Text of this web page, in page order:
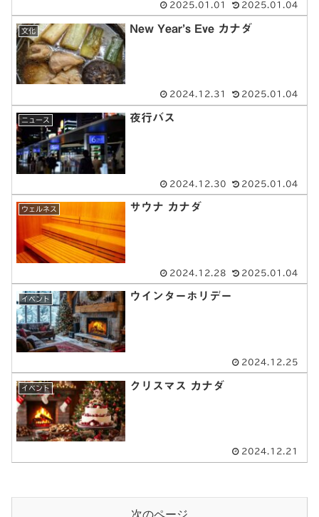
2025.01.01 2025.01.04
文化 New Year’s Eve カナダ
2024.12.31 2025.01.04
ニュース 夜行バス
2024.12.30 2025.01.04
ウェルネス サウナ カナダ
2024.12.28 2025.01.04
イベント ウインターホリデー
2024.12.25
イベント クリスマス カナダ
2024.12.21
次のページ